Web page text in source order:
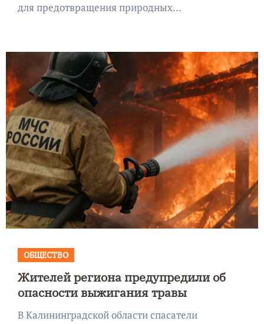
для предотвращения природных…
ОБЩЕСТВО
Жителей региона предупредили об
опасности выжигания травы
В Калининградской области спасатели